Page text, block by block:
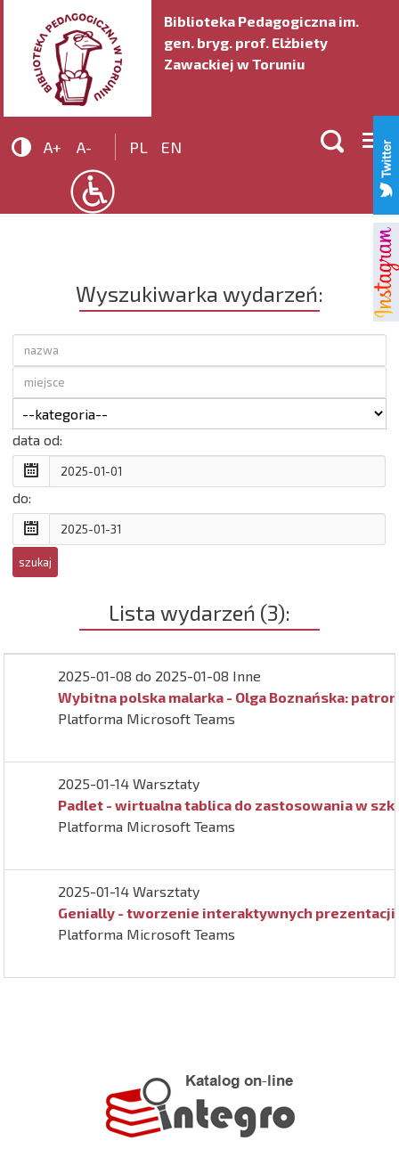
Biblioteka Pedagogiczna im.
gen. bryg. prof. Elżbiety
Zawackiej w Toruniu
 A+ A- PL EN 
Wyszukiwarka wydarzeń:
data od:
do:
Lista wydarzeń (3):
2025-01-08 do 2025-01-08 Inne
Wybitna polska malarka - Olga Boznańska:
Platforma Microsoft Teams
2025-01-14 Warsztaty
Padlet - wirtualna tablica do zastosowania w
Platforma Microsoft Teams
2025-01-14 Warsztaty
Genially - tworzenie interaktywnych prezentacji
Platforma Microsoft Teams